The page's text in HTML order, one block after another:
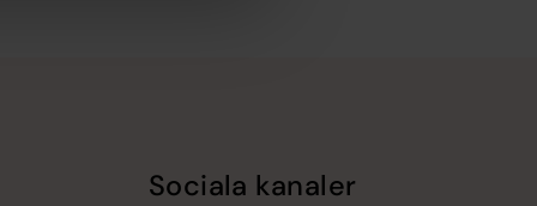
Sociala kanaler